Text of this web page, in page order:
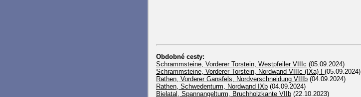
Obdobné cesty:
Schrammsteine, Vorderer Torstein, Westpfeiler VIIIc (05.09.2024)
Schrammsteine, Vorderer Torstein, Nordwand VIIIc (IXa) ! (05.09.2024)
Rathen, Vorderer Gansfels, Nordverschneidung VIIIb (04.09.2024)
Rathen, Schwedenturm, Nordwand IXb (04.09.2024)
Bielatal, Spannangelturm, Bruchholzkante VIIb (22.10.2023)